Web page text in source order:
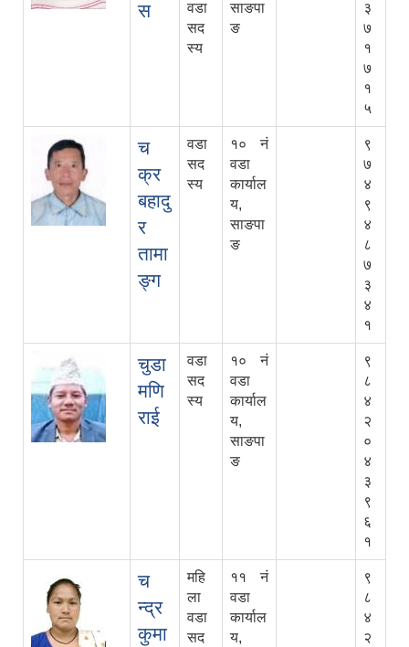
स
वडा
सद
स्य
साङपा
ङ
३
७
१
७
१
५
च
क्र
बहादु
र
तामा
ङ्ग
वडा
सद
स्य
१० नं
वडा
कार्याल
य,
साङपा
ङ
९
७
४
९
४
८
७
३
४
१
चुडा
मणि
राई
वडा
सद
स्य
१० नं
वडा
कार्याल
य,
साङपा
ङ
९
८
४
२
०
४
३
९
६
१
च
न्द्र
कुमा
महि
ला
वडा
सद
११ नं
वडा
कार्याल
य,
९
८
४
२